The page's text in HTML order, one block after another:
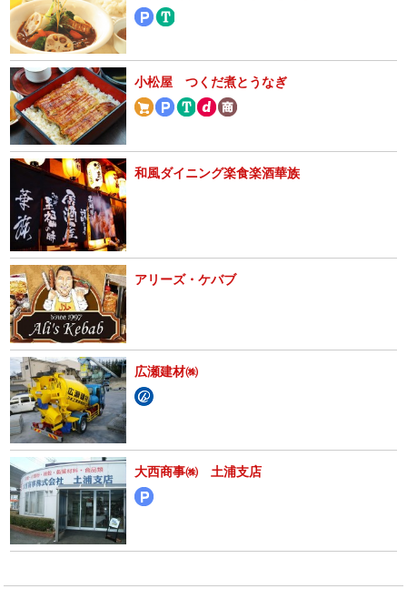
小松屋 つくだ煮とうなぎ
和風ダイニング楽食楽酒華族
アリーズ・ケバブ
広瀬建材㈱
大西商事㈱ 土浦支店